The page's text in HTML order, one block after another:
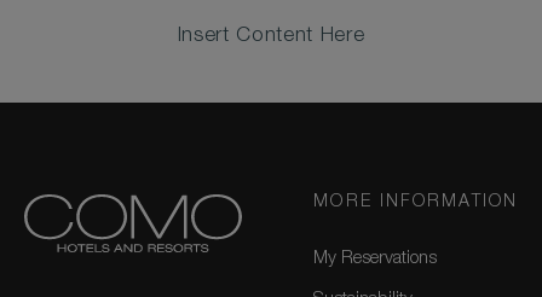
Insert Content Here
MORE INFORMATION
My Reservations